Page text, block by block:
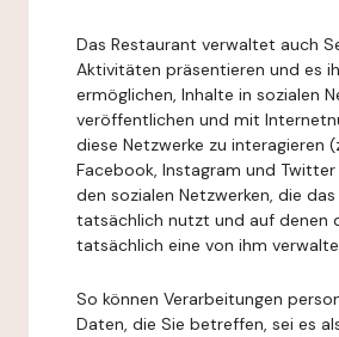
Das Restaurant verwaltet auch
Aktivitäten präsentieren und es
ermöglichen, Inhalte in sozialen
veröffentlichen und mit
diese Netzwerke zu interagieren
Facebook, Instagram und
den sozialen Netzwerken, die
tatsächlich nutzt und auf denen
tatsächlich eine von ihm
So können Verarbeitungen
Daten, die Sie betreffen, sei es